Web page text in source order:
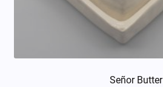
Señor Butter